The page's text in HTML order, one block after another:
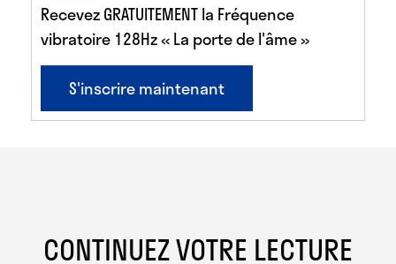
Recevez GRATUITEMENT la Fréquence
vibratoire 128Hz « La porte de l'âme »
S'inscrire maintenant
CONTINUEZ VOTRE LECTURE